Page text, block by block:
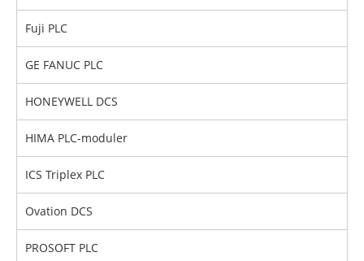
Fuji PLC
GE FANUC PLC
HONEYWELL DCS
HIMA PLC-moduler
ICS Triplex PLC
Ovation DCS
PROSOFT PLC